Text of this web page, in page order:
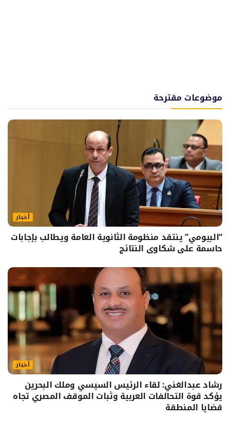
موضوعات مقترحة
أخبار
“البيومي” ينتقد منظومة الثانوية العامة ويطالب بإجابات
حاسمة على شكاوى النتائج
أخبار
رشاد عبدالغني: لقاء الرئيس السيسي وملك البحرين
يؤكد قوة التحالفات العربية وثبات الموقف المصري تجاه
قضايا المنطقة